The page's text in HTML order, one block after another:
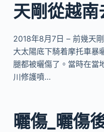
天剛從越
2018年8月7日 – 前幾天
大太陽底下騎着摩托車暴
腿都被曬傷了。當時在當
川修護噴…
曬傷_曬傷